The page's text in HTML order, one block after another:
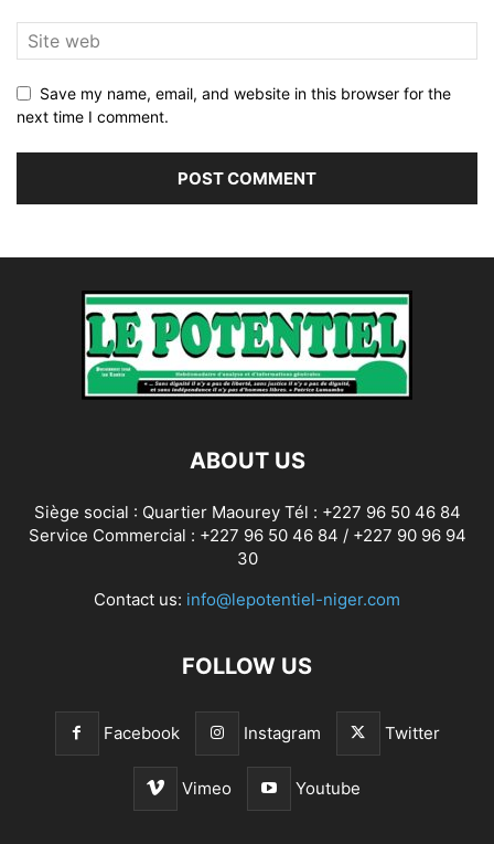
Save my name, email, and website in this browser for the
next time I comment.
ABOUT US
Siège social : Quartier Maourey Tél : +227 96 50 46 84
Service Commercial : +227 96 50 46 84 / +227 90 96 94
30
Contact us: info@lepotentiel-niger.com
FOLLOW US
Facebook Instagram Twitter
Vimeo Youtube